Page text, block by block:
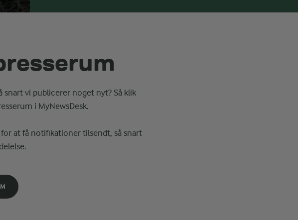
snart vi publicerer noget nyt? Så klik
i MyNewsDesk.
at få notifikationer tilsendt, så snart